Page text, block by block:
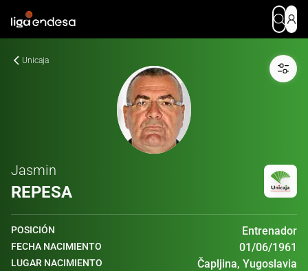
Unicaja
Jasmin
REPESA
POSICIÓN Entrenador
FECHA NACIMIENTO 01/06/1961
LUGAR NACIMIENTO Čapljina, Yugoslavia